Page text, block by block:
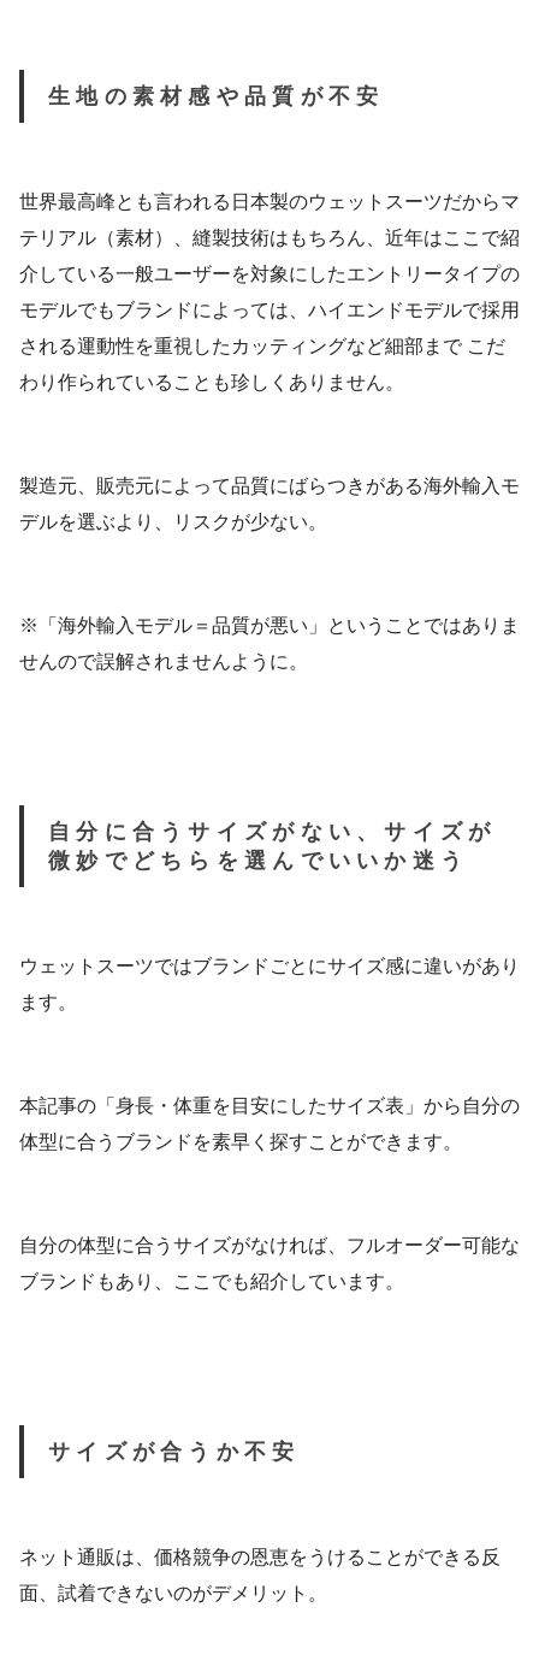
生地の素材感や品質が不安
世界最高峰とも言われる日本製のウェットスーツだからマ
テリアル（素材）、縫製技術はもちろん、近年はここで紹
介している一般ユーザーを対象にしたエントリータイプの
モデルでもブランドによっては、ハイエンドモデルで採用
される運動性を重視したカッティングなど細部まで こだ
わり作られていることも珍しくありません。
製造元、販売元によって品質にばらつきがある海外輸入モ
デルを選ぶより、リスクが少ない。
※「海外輸入モデル＝品質が悪い」ということではありま
せんので誤解されませんように。
自分に合うサイズがない、サイズが
微妙でどちらを選んでいいか迷う
ウェットスーツではブランドごとにサイズ感に違いがあり
ます。
本記事の「身長・体重を目安にしたサイズ表」から自分の
体型に合うブランドを素早く探すことができます。
自分の体型に合うサイズがなければ、フルオーダー可能な
ブランドもあり、ここでも紹介しています。
サイズが合うか不安
ネット通販は、価格競争の恩恵をうけることができる反
面、試着できないのがデメリット。